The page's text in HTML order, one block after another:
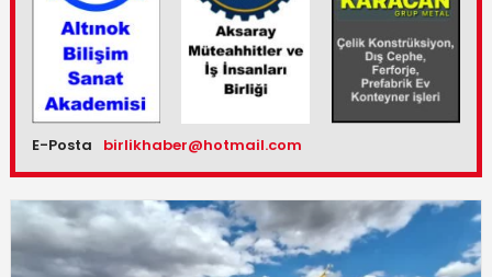
E-Posta birlikhaber@hotmail.com